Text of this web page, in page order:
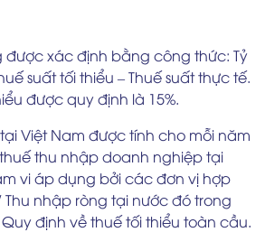
được xác định bằng công thức: Tỷ
suất tối thiểu – Thuế suất thực tế.
được quy định là 15%.
Việt Nam được tính cho mỗi năm
thu nhập doanh nghiệp tại
vi áp dụng bởi các đơn vị hợp
nhập ròng tại nước đó trong
định về thuế tối thiểu toàn cầu.